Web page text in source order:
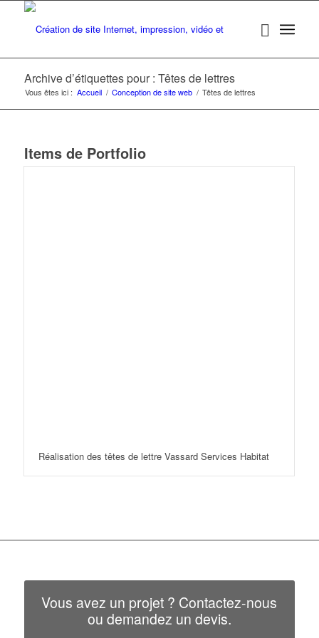
Archive d’étiquettes pour : Têtes de lettres
Vous êtes ici : Accueil / Conception de site web / Têtes de lettres
Items de Portfolio
Réalisation des têtes de lettre Vassard Services Habitat
Vous avez un projet ? Contactez-nous
ou demandez un devis.